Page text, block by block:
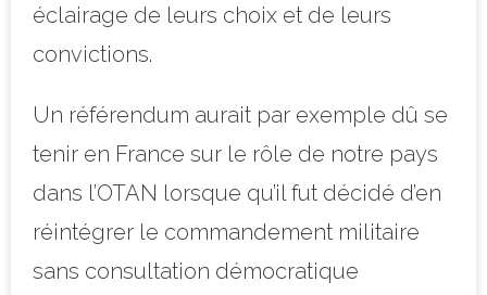
éclairage de leurs choix et de leurs
convictions.
Un référendum aurait par exemple dû se
tenir en France sur le rôle de notre pays
dans l’OTAN lorsque qu’il fut décidé d’en
réintégrer le commandement militaire
sans consultation démocratique